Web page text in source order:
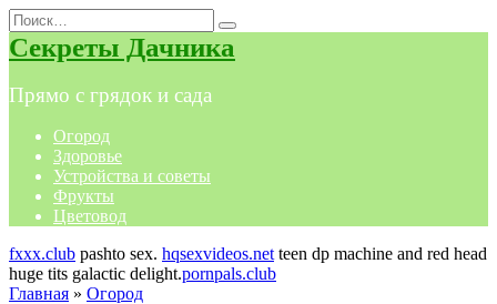
Перейти
к
содержанию
Search
for:
Секреты Дачника
Прямо с грядок и сада
Огород
Здоровье
Устройства и советы
Фрукты
Цветовод
fxxx.club pashto sex. hqsexvideos.net teen dp machine and red head
huge tits galactic delight.pornpals.club
Главная » Огород